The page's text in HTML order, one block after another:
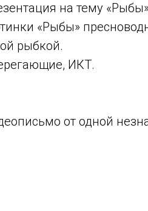
на тему
«Рыбы»
рыбкой.
ИКТ.
от одной